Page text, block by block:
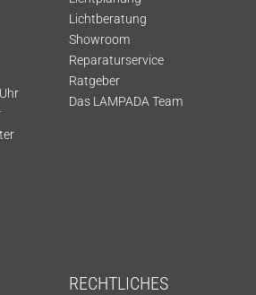
Lichtberatung
Showroom
Reparaturservice
Ratgeber
Das LAMPADA Team
RECHTLICHES